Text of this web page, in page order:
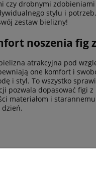
drobnymi
stylu i
zestaw bielizny!
noszenia fig
atrakcyjna pod
one komfort i
i styl. To wszystko
pozwala dopasować figi
materiałom i
dzień.